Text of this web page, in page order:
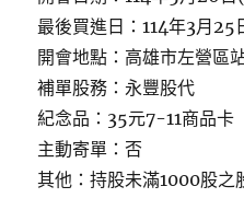
最後買進日：114年3月25
開會地點：高雄市左營區
補單股務：永豐股代
紀念品：35元7-11商品卡
主動寄單：否
其他：持股未滿1000股之